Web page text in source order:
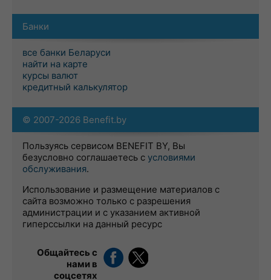
Банки
все банки Беларуси
найти на карте
курсы валют
кредитный калькулятор
© 2007-2026 Benefit.by
Пользуясь сервисом BENEFIT BY, Вы
безусловно соглашаетесь с условиями
обслуживания.
Использование и размещение материалов с
сайта возможно только с разрешения
администрации и с указанием активной
гиперссылки на данный ресурс
Общайтесь с
нами в
соцсетях